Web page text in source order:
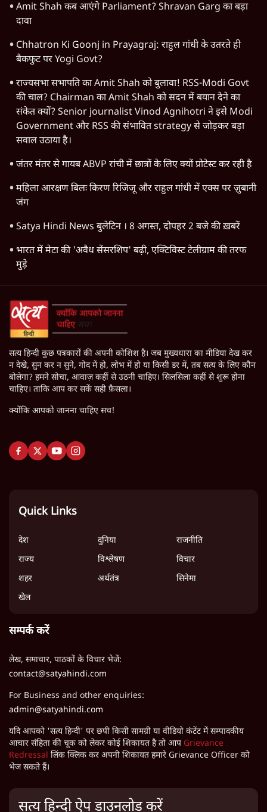
Amit Shah कब आएंगे Parliament? Shravan Garg का बड़ा
दावा
Chhatron Ki Goonj in Prayagraj: राहुल गांधी के उतरते ही
बैकफुट पर Yogi Govt?
राज्यसभा सभापति का Amit Shah को बुलावा! RSS-Modi Govt
की चाल? Chairman का Amit Shah को सदन में बयान देने का
संकेत क्यों? Senior journalist Vinod Agnihotri ने इसे Modi
Government और RSS की संभावित strategy से जोड़कर बड़ा
सवाल उठाया है।
जंतर मंतर से गायब ABVP रांची में छात्रों के लिए क्यों प्रोटेस्ट कर रही है
महिला आरक्षण बिलः किरण रिजिजू और राहुल गांधी में एक्स पर ज़ुबानी
जंग
Satya Hindi News बुलेटिन । 8 अगस्त, दोपहर 2 बजे की ख़बरें
भारत में मेटा की 'अवैध सेंसरशिप' बढ़ी, एक्टिविस्ट टेलीग्राम की तरफ
मुड़े
सत्य हिन्दी कुछ पत्रकारों की अपनी कोशिश है। जब मुख्यधारा का मीडिया देख कर
न देखे, सुन कर न सुने, गोद में हो, लोभ में हो या किसी डर में, तब सत्य के लिए कौन
बोलेगा? हमने सोचा, आवाज़ कहीं से उठनी चाहिए। सिलसिला कहीं से शुरू होना
चाहिए। ताकि आप कर सकें सही फ़ैसला।
क्योंकि आपको जानना चाहिए सच!
Quick Links
देश दुनिया
राजनीति
राज्य
विश्लेषण
विचार
शहर
अर्थतंत्र
सिनेमा
खेल
सम्पर्क करें
लेख, समाचार, पाठकों के विचार भेजें:
contact@satyahindi.com
For Business and other enquiries:
admin@satyahindi.com
यदि आपको 'सत्य हिन्दी' पर छपी किसी सामग्री या वीडियो कंटेंट में सम्पादकीय
आचार संहिता की चूक को लेकर कोई शिकायत है तो आप Grievance
Redressal लिंक क्लिक कर अपनी शिकायत हमारे Grievance Officer को
भेज सकते हैं।
सत्य हिन्दी ऐप डाउनलोड करें